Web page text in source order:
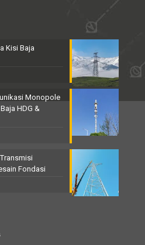
Kisi Baja
Monopole
HDG &
Fondasi